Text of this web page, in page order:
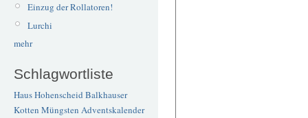
Einzug der Rollatoren!
Lurchi
mehr
Schlagwortliste
Haus Hohenscheid Balkhauser
Kotten Müngsten Adventskalender